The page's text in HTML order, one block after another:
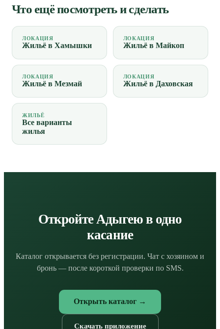
Что ещё посмотреть и сделать
ЛОКАЦИЯ
Жильё в Хамышки
ЛОКАЦИЯ
Жильё в Майкоп
ЛОКАЦИЯ
Жильё в Мезмай
ЛОКАЦИЯ
Жильё в Даховская
ЖИЛЬЁ
Все варианты
жилья
Откройте Адыгею в одно
касание
Каталог открывается без регистрации. Чат с хозяином и
бронь — после короткой проверки по SMS.
Открыть каталог →
Скачать приложение